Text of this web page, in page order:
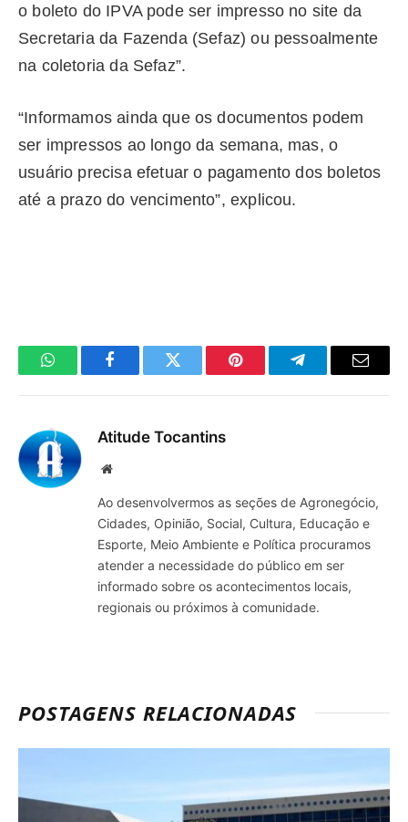
o boleto do IPVA pode ser impresso no site da
Secretaria da Fazenda (Sefaz) ou pessoalmente
na coletoria da Sefaz”.
“Informamos ainda que os documentos podem
ser impressos ao longo da semana, mas, o
usuário precisa efetuar o pagamento dos boletos
até a prazo do vencimento”, explicou.
WhatsAppFacebookTwitter Pinterest TelegramaE-
Atitude Tocantins
Site
Ao desenvolvermos as seções de Agronegócio,
Cidades, Opinião, Social, Cultura, Educação e
Esporte, Meio Ambiente e Política procuramos
atender a necessidade do público em ser
informado sobre os acontecimentos locais,
regionais ou próximos à comunidade.
POSTAGENS RELACIONADAS